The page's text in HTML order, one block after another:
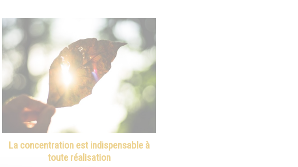
La concentration est indispensable à
toute réalisation